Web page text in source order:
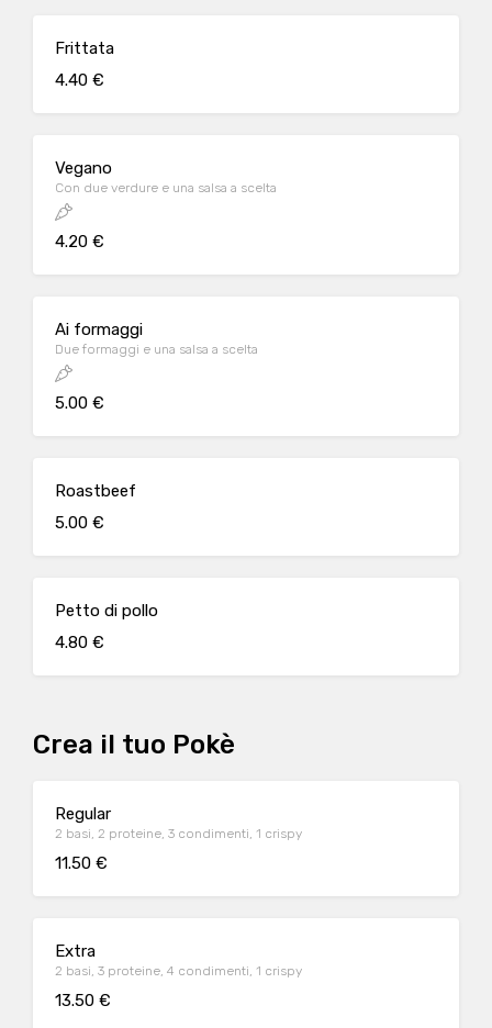
Frittata
4.40 €
Vegano
Con due verdure e una salsa a scelta
4.20 €
Ai formaggi
Due formaggi e una salsa a scelta
5.00 €
Roastbeef
5.00 €
Petto di pollo
4.80 €
Crea il tuo Pokè
Regular
2 basi, 2 proteine, 3 condimenti, 1 crispy
11.50 €
Extra
2 basi, 3 proteine, 4 condimenti, 1 crispy
13.50 €